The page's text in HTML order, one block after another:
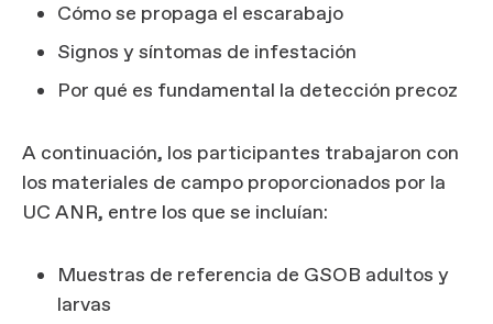
Cómo se propaga el escarabajo
Signos y síntomas de infestación
Por qué es fundamental la detección precoz
A continuación, los participantes trabajaron con
los materiales de campo proporcionados por la
UC ANR, entre los que se incluían:
Muestras de referencia de GSOB adultos y
larvas